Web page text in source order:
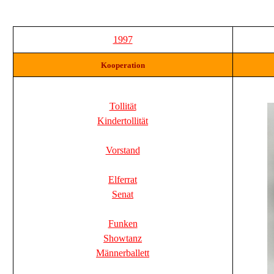
1997
Kooperation
Tollität
Kindertollität
Vorstand
Elferrat
Senat
Funken
Showtanz
Männerballett